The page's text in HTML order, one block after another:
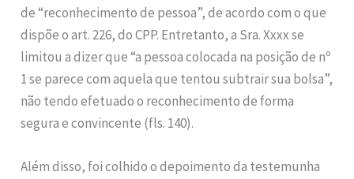
de “reconhecimento de pessoa”, de acordo com o que
dispõe o art. 226, do CPP. Entretanto, a Sra. Xxxx se
limitou a dizer que “a pessoa colocada na posição de nº
1 se parece com aquela que tentou subtrair sua bolsa”,
não tendo efetuado o reconhecimento de forma
segura e convincente (fls. 140).
Além disso, foi colhido o depoimento da testemunha